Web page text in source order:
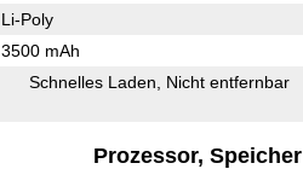
Li-Poly
3500 mAh
Schnelles Laden Nicht entfernbar
Prozessor, Speicher